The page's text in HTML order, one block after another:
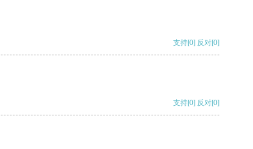
支持[0] 反对[0]
支持[0] 反对[0]